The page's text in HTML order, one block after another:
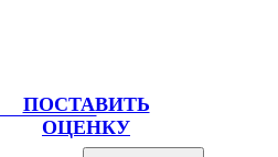
ПОСТАВИТЬ
ОЦЕНКУ
2-JXD-5 ПЭ